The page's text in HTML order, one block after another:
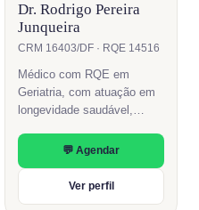
Dr. Rodrigo Pereira
Junqueira
CRM 16403/DF · RQE 14516
Médico com RQE em
Geriatria, com atuação em
longevidade saudável,
crônicas e cuidado integral
da pessoa idosa.
💬 Agendar
Ver perfil